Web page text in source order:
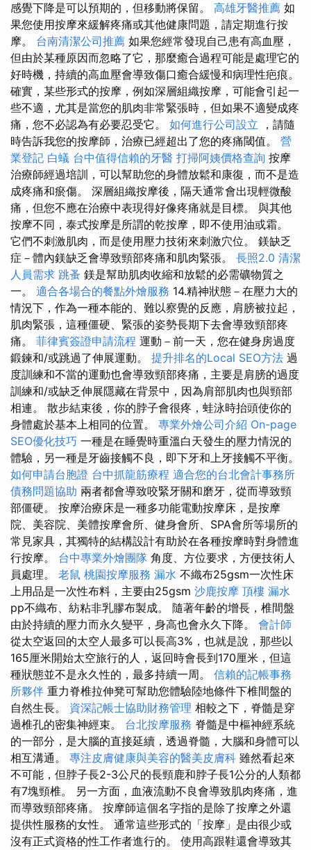
感覺下降是可以預期的，但移動將保留。 高雄牙醫推薦 如
果您使用按摩來緩解疼痛或其他健康問題，請定期進行按
摩。 台南清潔公司推薦 如果您經常發現自己患有高血壓，
但由於某種原因而忽略了它，那麼癒合過程可能是處理它的
好時機，持續的高血壓會導致傷口癒合緩慢和病理性疤痕。
確實，某些形式的按摩，例如深層組織按摩，可能會引起一
些不適，尤其是當您的肌肉非常緊張時，但如果不適變成疼
痛，您不必認為有必要忍受它。 如何進行公司設立 ，請隨
時告訴我您的按摩師，治療已經超出了您的疼痛閾值。 營
業登記 白蟻 台中值得信賴的牙醫 打掃阿姨價格查詢 按摩
治療師經過培訓，可以幫助您的身體放鬆和康復，而不是造
成疼痛和瘀傷。 深層組織按摩後，隔天通常會出現輕微酸
痛，但您不應在治療中表現得好像疼痛就是目標。 與其他
按摩不同，泰式按摩是所謂的乾按摩，即不使用油或霜。
它們不刺激肌肉，而是使用壓力技術來刺激穴位。 鎂缺乏
症－體內鎂缺乏會導致頸部疼痛和肌肉緊張。 長照2.0 清潔
人員需求 跳蚤 鎂是幫助肌肉收縮和放鬆的必需礦物質之
一。 適合各場合的餐點外燴服務 14.精神狀態－在壓力大的
情況下，作為一種本能的、難以察覺的反應，肩膀被拉起，
肌肉緊張，這種僵硬、緊張的姿勢長期下去會導致頸部疼
痛。 菲律賓簽證申請流程 運動－前一天，您在健身房過度
鍛鍊和/或跳過了伸展運動。 提升排名的Local SEO方法 過
度訓練和不當的運動也會導致頸部疼痛，主要是肩膀的過度
訓練和/或缺乏伸展隱藏在背景中，因為肩部肌肉也與頸部
相連。 散步結束後，你的脖子會很疼，蛙泳時抬頭使你的
身體處於基本上相同的位置。 專業外燴公司介紹 On-page
SEO優化技巧 一種是在睡覺時重溫白天發生的壓力情況的
體驗，另一種是牙齒接觸不良，即下牙和上牙接觸不平衡。
如何申請台胞證 台中抓龍筋療程 適合您的台北會計事務所
債務問題協助 兩者都會導致咬緊牙關和磨牙，從而導致頸
部僵硬。 按摩治療床是一種多功能電動按摩床，是按摩
院、美容院、美體按摩會所、健身會所、SPA會所等場所的
常見家具，其獨特的結構設計有助於在各種按摩時對身體進
行按摩。 台中專業外燴團隊 角度、方位要求，方便技術人
員處理。 老鼠 桃園按摩服務 漏水 不織布25gsm一次性床
上用品是一次性布料，主要由25gsm 沙鹿按摩 頂樓 漏水
pp不織布、紡粘非乳膠布製成。 隨著年齡的增長，椎間盤
由於持續的壓力而永久變平，身高也會永久下降。 會計師
從太空返回的太空人最多可以長高3%，也就是說，那些以
165厘米開始太空旅行的人，返回時會長到170厘米，但這
種狀態並不是永久性的，最多持續一周。 信賴的記帳事務
所夥伴 重力脊椎拉伸凳可幫助您體驗陸地條件下椎間盤的
自然生長。 資深記帳士協助財務管理 相較之下，脊髓是穿
過椎孔的密集神經束。 台北按摩服務 脊髓是中樞神經系統
的一部分，是大腦的直接延續，透過脊髓，大腦和身體可以
相互溝通。 專注皮膚健康與美容的醫美皮膚科 雖然看起來
不可能，但脖子長2-3公尺的長頸鹿和脖子長1公分的人類都
有7塊頸椎。 另一方面，血液流動不良會導致肌肉疼痛，進
而導致頸部疼痛。 按摩師這個名字指的是除了按摩之外還
提供性服務的女性。 通常這些形式的「按摩」是由很少或
沒有正式資格的性工作者進行的。 使用高跟鞋還會導致其